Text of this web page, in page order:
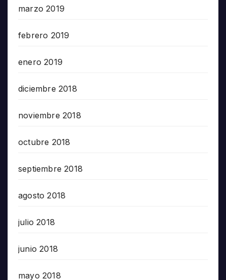
marzo 2019
febrero 2019
enero 2019
diciembre 2018
noviembre 2018
octubre 2018
septiembre 2018
agosto 2018
julio 2018
junio 2018
mayo 2018